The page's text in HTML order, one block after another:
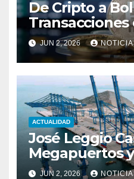
De Cripto a
Transacciones
Tecnología de
JUN 2, 2026
ACTUALIDAD
José Leggio
Megapuertos
el turismo y el
JUN 2, 2026